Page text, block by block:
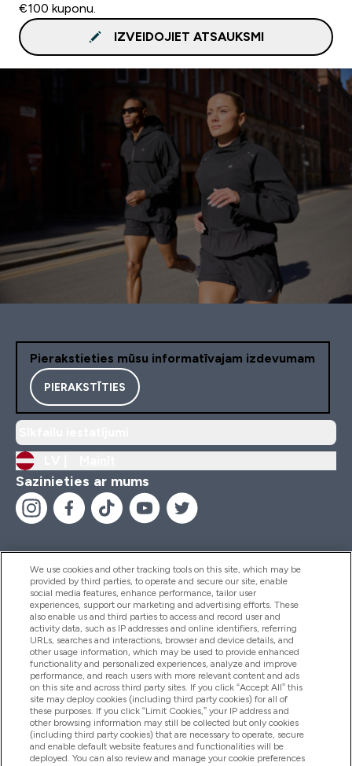
€100 kuponu.
IZVEIDOJIET ATSAUKSMI
Pierakstieties mūsu informatīvajam izdevumam
PIERAKSTĪTIES
Sazinieties ar mums
Palīdzība Un Informācija
Produkti
Informācija Par Uzņēmumu
Lojalitāte Un Bonusi
We use cookies and other tracking tools on this site, which may be
provided by third parties, to operate and secure our site, enable
social media features, enhance performance, tailor user
experiences, support our marketing and advertising efforts. These
also enable us and third parties to access and record user and
activity data, such as IP addresses and online identifiers, referring
URLs, searches and interactions, browser and device details, and
other usage information, which may be used to provide enhanced
functionality and personalized experiences, analyze and improve
performance, and reach users with more relevant content and ads
on this site and across third party sites. If you click “Accept All” this
site may deploy cookies (including third party cookies) for all of
these purposes. If you click “Limit Cookies,” your IP address and
other browsing information may still be collected but only cookies
(including third party cookies) that are necessary to operate, secure
and enable default website features and functionalities will be
deployed. You can also review and manage your cookie preferences